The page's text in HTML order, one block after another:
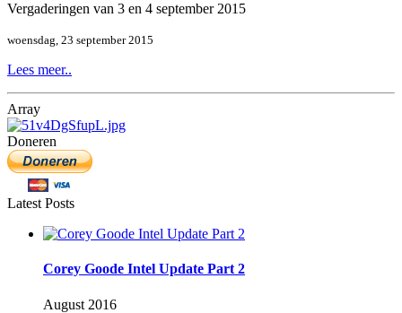
Vergaderingen van 3 en 4 september 2015
woensdag, 23 september 2015
Lees meer..
Array
Doneren
Latest Posts
Corey Goode Intel Update Part 2
August 2016